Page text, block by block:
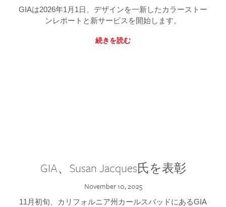
GIAは2026年1月1日、デザインを一新したカラーストー
ンレポートと新サービスを開始します。
続きを読む
GIA、Susan Jacques氏を表彰
November 10, 2025
11月初旬、カリフォルニア州カールスバッドにあるGIA